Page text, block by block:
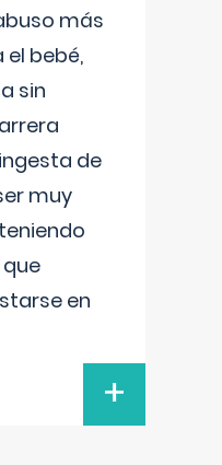
más
bebé,
sin
de
muy
en
+